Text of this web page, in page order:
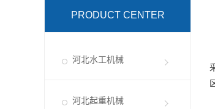
PRODUCT CENTER
河北水工机械
河北起重机械